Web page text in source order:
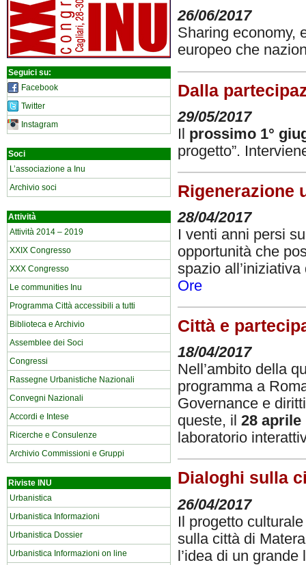
Seguici su:
Facebook
Twitter
Instagram
Soci
L’associazione a Inu
Archivio soci
Attività
Attività 2014 – 2019
XXIX Congresso
XXX Congresso
Le communities Inu
Programma Città accessibili a tutti
Biblioteca e Archivio
Assemblee dei Soci
Congressi
Rassegne Urbanistiche Nazionali
Convegni Nazionali
Accordi e Intese
Ricerche e Consulenze
Archivio Commissioni e Gruppi
Riviste INU
Urbanistica
Urbanistica Informazioni
Urbanistica Dossier
Urbanistica Informazioni on line
26/06/2017
Sharing economy,
europeo che
Dalla
29/05/2017
Il prossimo 1°
progetto”.
Rigenerazione
28/04/2017
I venti anni persi
opportunità che
spazio
Ore
Città e
18/04/2017
Nell’ambito della
programma a
Governance e
queste, il 28
laboratorio
Dialoghi sulla
26/04/2017
Il progetto
sulla città di
l’idea di un